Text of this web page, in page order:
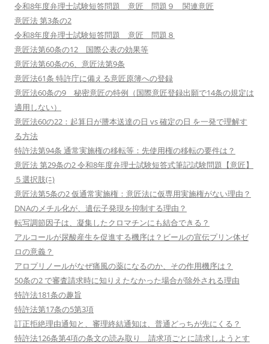
令和8年度弁理士試験短答問題 意匠 問題９ 関連意匠
意匠法 第3条の2
令和8年度弁理士試験短答問題 意匠 問題８
意匠法第60条の12 国際公表の効果等
意匠法第60条の6、意匠法第9条
意匠法61条 特許庁に備える意匠原簿への登録
意匠法60条の9 秘密意匠の特例（国際意匠登録出願で14条の規定は
適用しない）
意匠法60の22：起算日が謄本送達の日 vs 確定の日 を一発で理解す
る方法
特許法第94条 通常実施権の移転等：先使用権の移転の要件は？
意匠法 第29条の2 令和8年度弁理士試験短答式筆記試験問題【意匠】
５選択肢(ﾆ)
意匠法第5条の2 仮通常実施権：意匠法に仮専用実施権がない理由？
DNAのメチル化が、遺伝子発現を抑制する理由？
転写調節因子は、凝集したクロマチンにも結合できる？
アルコールが尿酸産生を促進する機序は？ビールの宣伝プリン体ゼ
ロの意義？
アロプリノールがなぜ痛風の薬になるのか、その作用機序は？
50条の2 で審査請求時に知りえたなかった場合が除外される理由
特許法181条の趣旨
特許法第17条の5第3項
訂正拒絶理由通知と、審理終結通知は、普通どっちが先にくる？
特許法126条第4項の条文の読み取り 請求項ごとに請求しようとす